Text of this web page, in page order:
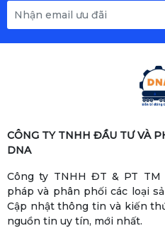
CÔNG TY TNHH ĐẦU TƯ VÀ
DNA
Công ty TNHH ĐT & PT TM
pháp và phân phối các loại
Cập nhật thông tin và kiến
nguồn tin uy tín, mới nhất.